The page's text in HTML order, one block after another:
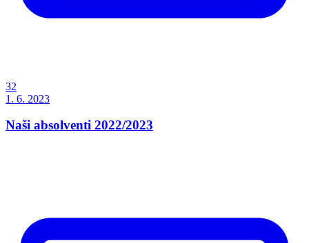
32
1. 6. 2023
Naši absolventi 2022/2023